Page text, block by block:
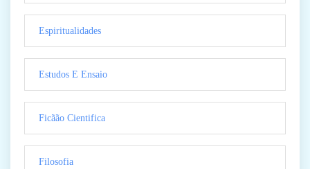
Espiritualidades
Estudos E Ensaio
Ficãão Cientifica
Filosofia